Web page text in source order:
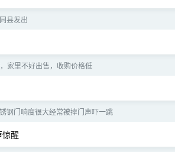
县发出
家里不好出售，收购价格低
钢门响度很大经常被摔门声吓一跳
醒